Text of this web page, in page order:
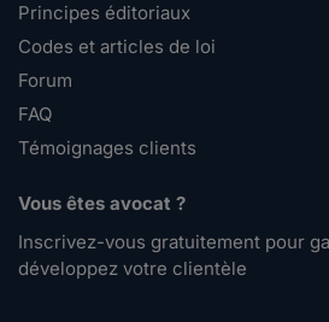
Principes éditoriaux
Codes et articles de loi
Forum
FAQ
Témoignages clients
Vous êtes avocat ?
Inscrivez-vous gratuitement pour
développez votre clientèle